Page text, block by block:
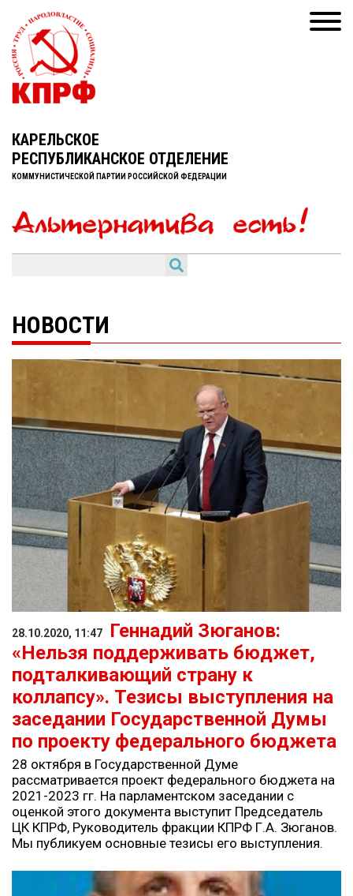
КАРЕЛЬСКОЕ
РЕСПУБЛИКАНСКОЕ ОТДЕЛЕНИЕ
КОММУНИСТИЧЕСКОЙ ПАРТИИ РОССИЙСКОЙ ФЕДЕРАЦИИ
НОВОСТИ
28.10.2020, 11:47
Геннадий Зюганов:
«Нельзя поддерживать бюджет,
подталкивающий страну к
коллапсу». Тезисы выступления на
заседании Государственной Думы
по проекту федерального бюджета
28 октября в Государственной Думе
рассматривается проект федерального бюджета на
2021-2023 гг. На парламентском заседании с
оценкой этого документа выступит Председатель
ЦК КПРФ, Руководитель фракции КПРФ Г.А. Зюганов.
Мы публикуем основные тезисы его выступления.